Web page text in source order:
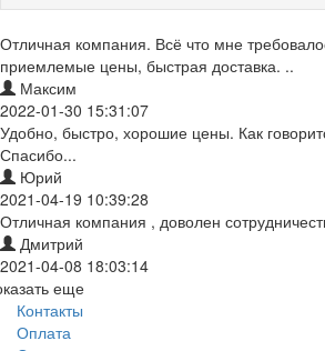
Отличная компания. Всё что мне
приемлемые цены, быстрая доставка. ..
Максим
2022-01-30 15:31:07
Удобно, быстро, хорошие цены. Как
Спасибо...
Юрий
2021-04-19 10:39:28
Отличная компания , доволен
Дмитрий
2021-04-08 18:03:14
еще
Контакты
Оплата